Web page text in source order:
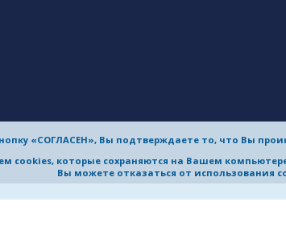
«СОГЛАСЕН», Вы подтверждаете то, что Вы
cookies, которые сохраняются на Вашем
Вы можете отказаться от использования
© 2026 Нижегородский